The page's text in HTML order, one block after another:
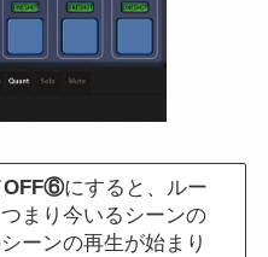
OFF⑥にすると、ルー
まり今いるシーンの
ーンの再生が始まり